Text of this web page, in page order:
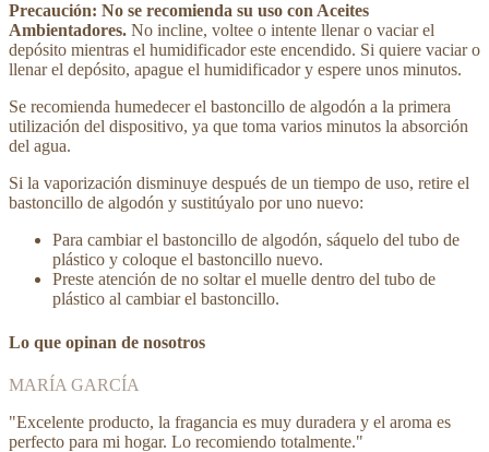
Precaución: No se recomienda su uso con Aceites
Ambientadores. No incline, voltee o intente llenar o vaciar el
depósito mientras el humidificador este encendido. Si quiere vaciar o
llenar el depósito, apague el humidificador y espere unos minutos.
Se recomienda humedecer el bastoncillo de algodón a la primera
utilización del dispositivo, ya que toma varios minutos la absorción
del agua.
Si la vaporización disminuye después de un tiempo de uso, retire el
bastoncillo de algodón y sustitúyalo por uno nuevo:
Para cambiar el bastoncillo de algodón, sáquelo del tubo de
plástico y coloque el bastoncillo nuevo.
Preste atención de no soltar el muelle dentro del tubo de
plástico al cambiar el bastoncillo.
Lo que opinan de nosotros
MARÍA GARCÍA
"Excelente producto, la fragancia es muy duradera y el aroma es
perfecto para mi hogar. Lo recomiendo totalmente."